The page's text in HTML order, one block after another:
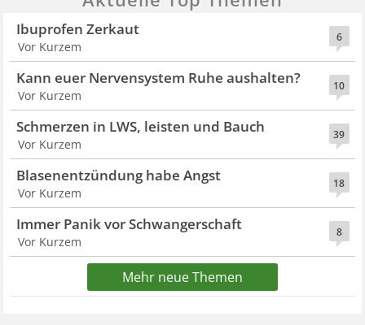
6
Ibuprofen Zerkaut
Vor Kurzem
10
Kann euer Nervensystem Ruhe aushalten?
Vor Kurzem
39
Schmerzen in LWS, leisten und Bauch
Vor Kurzem
18
Blasenentzündung habe Angst
Vor Kurzem
8
Immer Panik vor Schwangerschaft
Vor Kurzem
Mehr neue Themen